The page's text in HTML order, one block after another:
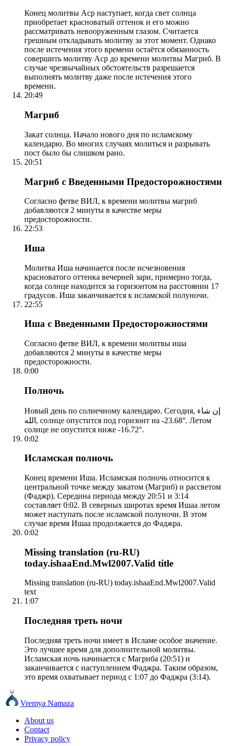
Конец молитвы Аср наступает, когда свет солнца
приобретает красноватый оттенок и его можно
рассматривать невооруженным глазом. Считается
грешным откладывать молитву за этот момент. Однако
после истечения этого времени остаётся обязанность
совершить молитву Аср до времени молитвы Магриб. В
случае чрезвычайных обстоятельств разрешается
выполнять молитву даже после истечения этого
времени.
20:49
Магриб
Закат солнца. Начало нового дня по исламскому
календарю. Во многих случаях молиться и разрывать
пост было бы слишком рано.
20:51
Магриб с Введенными Предосторожностями
Согласно фетве ВИЛ, к времени молитвы магриб
добавляются 2 минуты в качестве меры
предосторожности.
22:53
Иша
Молитва Иша начинается после исчезновения
красноватого оттенка вечерней зари, примерно тогда,
когда солнце находится за горизонтом на расстоянии 17
градусов. Иша заканчивается к исламской полуночи.
22:55
Иша с Введенными Предосторожностями
Согласно фетве ВИЛ, к времени молитвы иша
добавляются 2 минуты в качестве меры
предосторожности.
0:00
Полночь
Новый день по солнечному календарю. Сегодня, إن شاء
الله, солнце опустится под горизонт на -23.68°. Летом
солнце не опустится ниже -16.72°.
0:02
Исламская полночь
Конец времени Иша. Исламская полночь относится к
центральной точке между закатом (Магриб) и рассветом
(Фаджр). Середина периода между 20:51 и 3:14
составляет 0:02. В северных широтах время Ишаа летом
может наступать после исламской полуночи. В этом
случае время Ишаа продолжается до Фаджра.
0:02
Missing translation (ru-RU)
today.ishaaEnd.Mwl2007.Valid title
Missing translation (ru-RU) today.ishaaEnd.Mwl2007.Valid
text
1:07
Последняя треть ночи
Последняя треть ночи имеет в Исламе особое значение.
Это лучшее время для дополнительной молитвы.
Исламская ночь начинается с Магриба (20:51) и
заканчивается с наступлением Фаджра. Таким образом,
это время охватывает период с 1:07 до Фаджра (3:14).
Vremya Namaza
About us
Contact
Privacy policy